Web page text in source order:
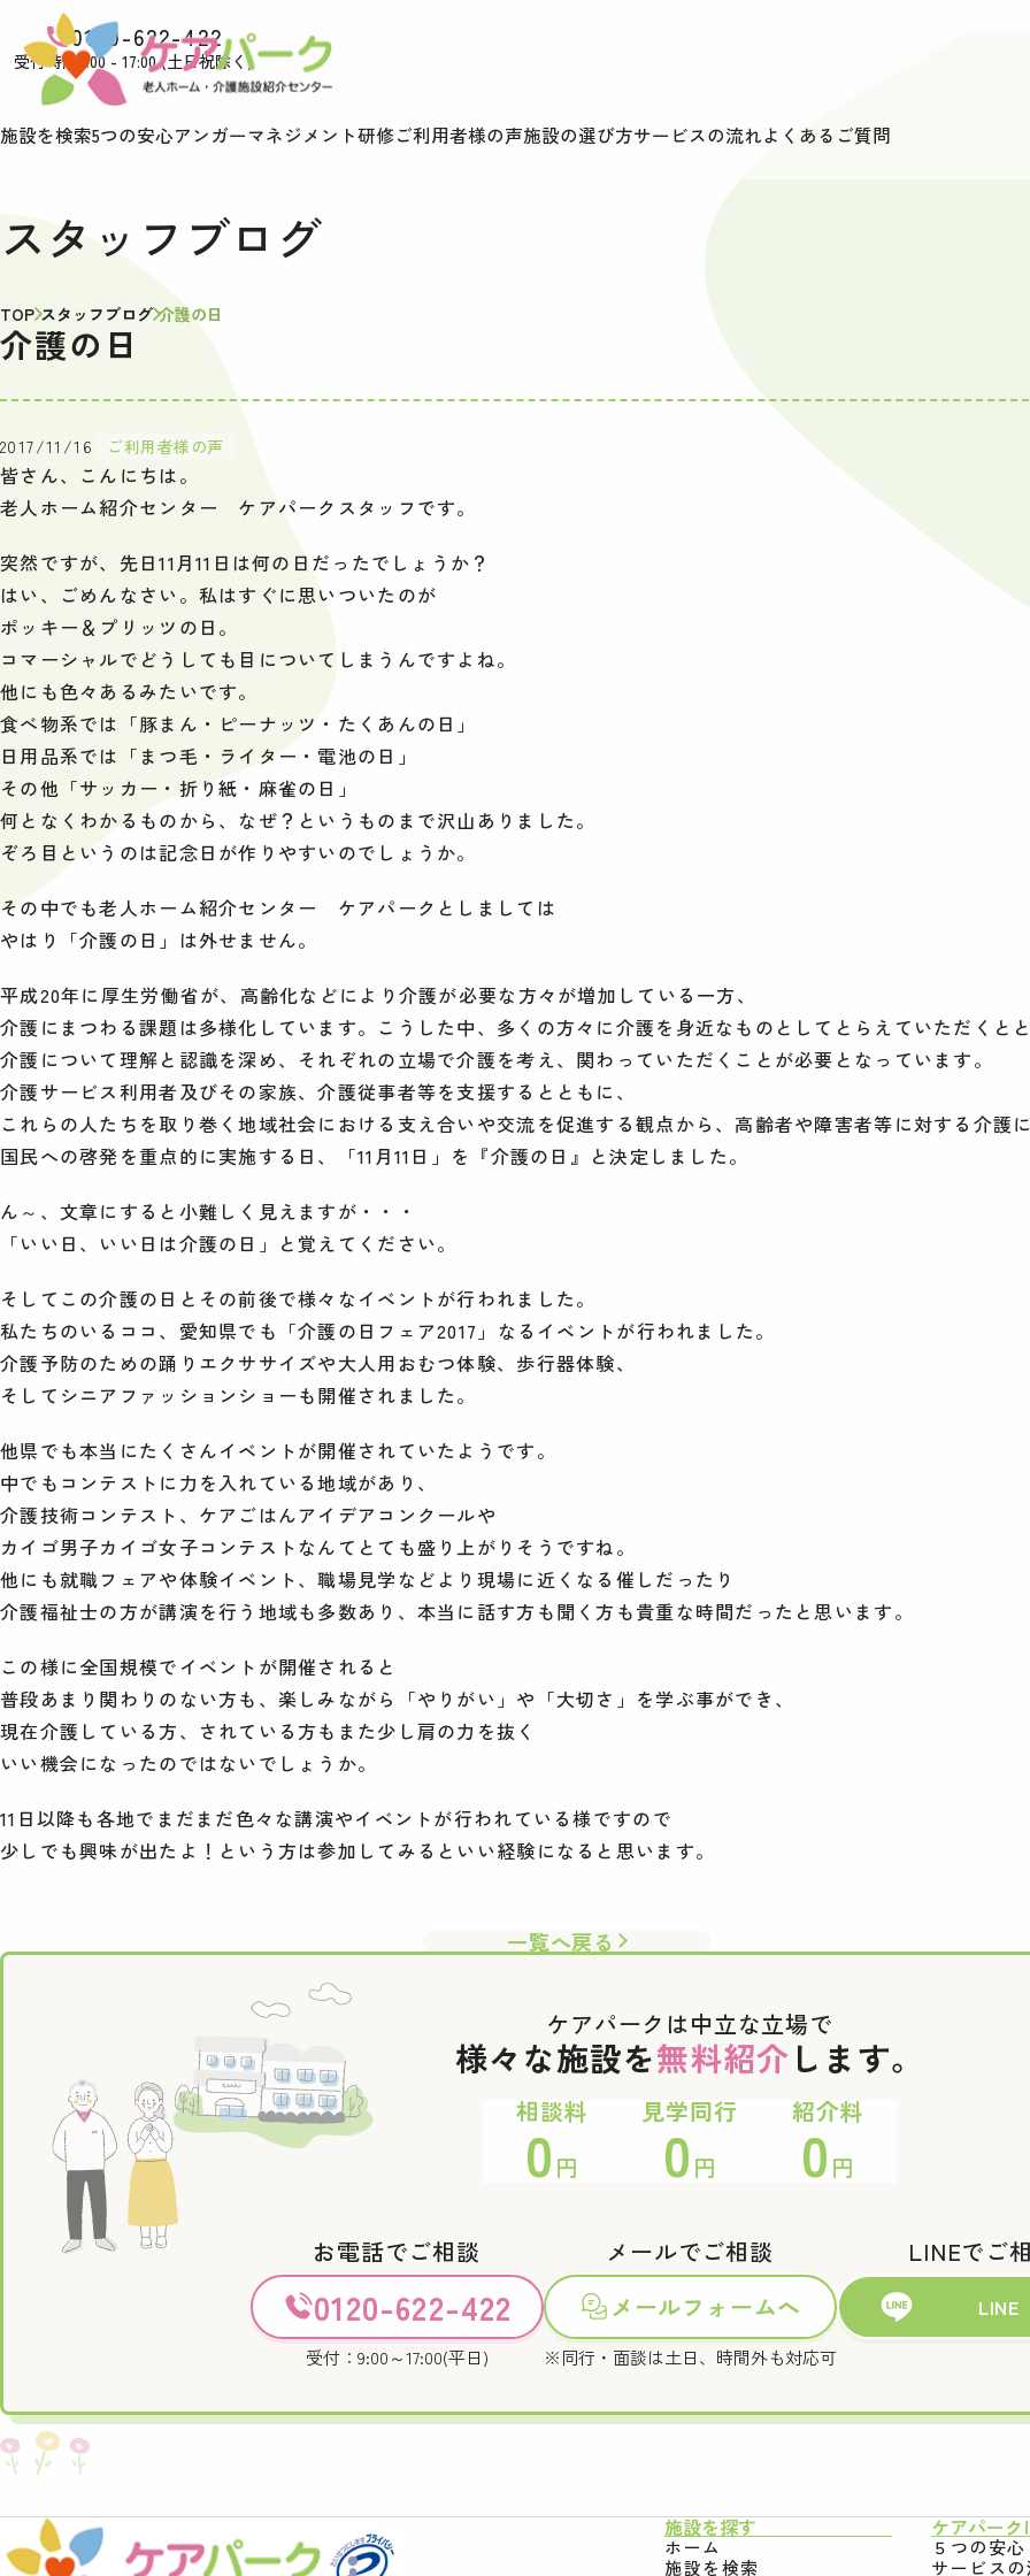
0120-622-422
受付時間9:00 - 17:00 (土日祝除く)
施設を検索5つの安心アンガーマネジメント研修ご利用者様の声施設の選び方サービスの流れよくあるご質問
スタッフブログ
TOP スタッフブログ 介護の日
介護の日
2017/11/16 ご利用者様の声
皆さん、こんにちは。
老人ホーム紹介センター ケアパークスタッフです。
突然ですが、先日11月11日は何の日だったでしょうか？
はい、ごめんなさい。私はすぐに思いついたのが
ポッキー＆プリッツの日。
コマーシャルでどうしても目についてしまうんですよね。
他にも色々あるみたいです。
食べ物系では「豚まん・ピーナッツ・たくあんの日」
日用品系では「まつ毛・ライター・電池の日」
その他「サッカー・折り紙・麻雀の日」
何となくわかるものから、なぜ？というものまで沢山ありました。
ぞろ目というのは記念日が作りやすいのでしょうか。
その中でも老人ホーム紹介センター ケアパークとしましては
やはり「介護の日」は外せません。
平成20年に厚生労働省が、高齢化などにより介護が必要な方々が増加している一方、
介護にまつわる課題は多様化しています。こうした中、多くの方々に介護を身近なものとしてとらえていただくと
介護について理解と認識を深め、それぞれの立場で介護を考え、関わっていただくことが必要となっています。
介護サービス利用者及びその家族、介護従事者等を支援するとともに、
これらの人たちを取り巻く地域社会における支え合いや交流を促進する観点から、高齢者や障害者等に対する介護
国民への啓発を重点的に実施する日、「11月11日」を『介護の日』と決定しました。
ん～、文章にすると小難しく見えますが・・・
「いい日、いい日は介護の日」と覚えてください。
そしてこの介護の日とその前後で様々なイベントが行われました。
私たちのいるココ、愛知県でも「介護の日フェア2017」なるイベントが行われました。
介護予防のための踊りエクササイズや大人用おむつ体験、歩行器体験、
そしてシニアファッションショーも開催されました。
他県でも本当にたくさんイベントが開催されていたようです。
中でもコンテストに力を入れている地域があり、
介護技術コンテスト、ケアごはんアイデアコンクールや
カイゴ男子カイゴ女子コンテストなんてとても盛り上がりそうですね。
他にも就職フェアや体験イベント、職場見学などより現場に近くなる催しだったり
介護福祉士の方が講演を行う地域も多数あり、本当に話す方も聞く方も貴重な時間だったと思います。
この様に全国規模でイベントが開催されると
普段あまり関わりのない方も、楽しみながら「やりがい」や「大切さ」を学ぶ事ができ、
現在介護している方、されている方もまた少し肩の力を抜く
いい機会になったのではないでしょうか。
11日以降も各地でまだまだ色々な講演やイベントが行われている様ですので
少しでも興味が出たよ！という方は参加してみるといい経験になると思います。
一覧へ戻る
ケアパークは中立な立場で
様々な施設を無料紹介 します。
相談料
0 円
見学同行
0 円
紹介料
0 円
お電話でご相談
0120-622-422
受付：9:00～17:00(平日)
メールでご相談
メールフォームへ
※同行・面談は土日、時間外も対応可
LINEでご
LINE
施設を探す
ホーム
施設を検索
ケアパーク
５つの安心
サービス